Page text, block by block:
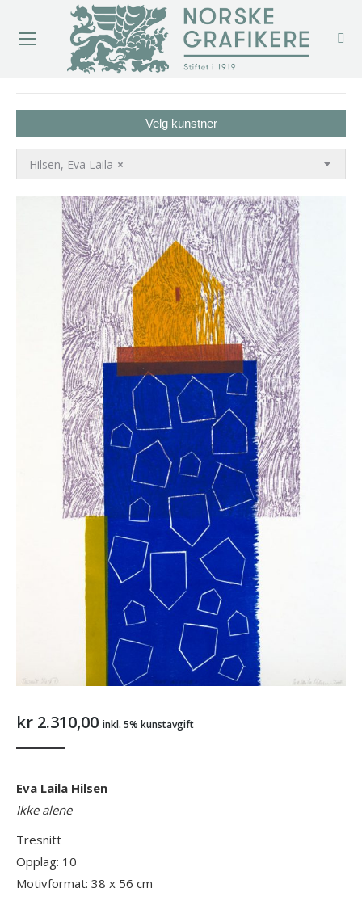
Velg kunstner
×
Hilsen, Eva Laila
kr 2.310,00 inkl. 5% kunstavgift
Eva Laila Hilsen
Ikke alene
Tresnitt
Opplag: 10
Motivformat: 38 x 56 cm